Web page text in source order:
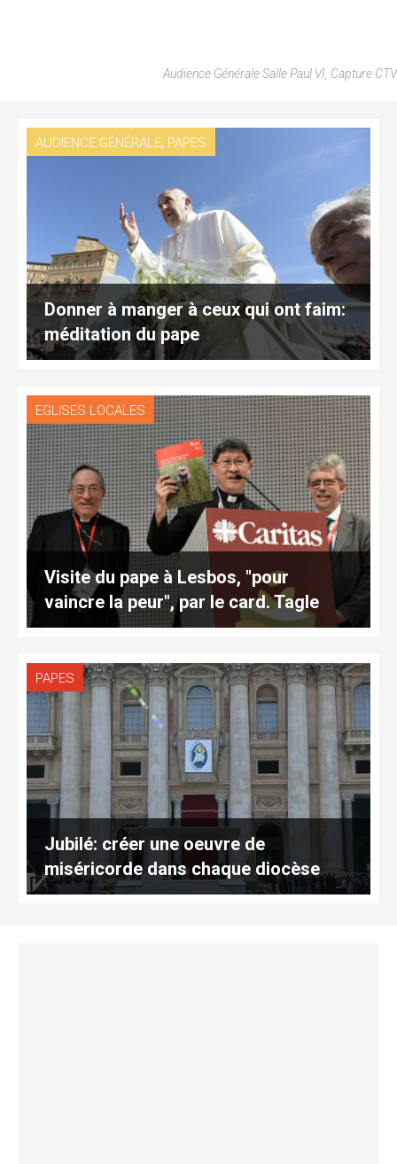
Audience Générale Salle Paul VI, Capture CTV
AUDIENCE GÉNÉRALE, PAPES
Donner à manger à ceux qui ont faim:
méditation du pape
EGLISES LOCALES
Visite du pape à Lesbos, "pour
vaincre la peur", par le card. Tagle
PAPES
Jubilé: créer une oeuvre de
miséricorde dans chaque diocèse